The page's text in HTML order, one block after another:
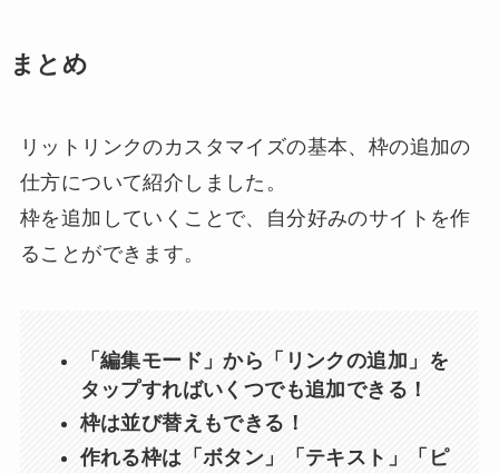
まとめ
リットリンクのカスタマイズの基本、枠の追加の
仕方について紹介しました。
枠を追加していくことで、自分好みのサイトを作
ることができます。
「編集モード」から「リンクの追加」を
タップすればいくつでも追加できる！
枠は並び替えもできる！
作れる枠は「ボタン」「テキスト」「ピ